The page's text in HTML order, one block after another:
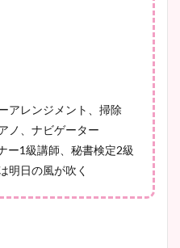
池谷実悠アナのメガネ画像が
かわいい！カップや水着姿も
アレンジメント、掃除
ノ、ナビゲーター
ー1級講師、秘書検定2級
明日の風が吹く